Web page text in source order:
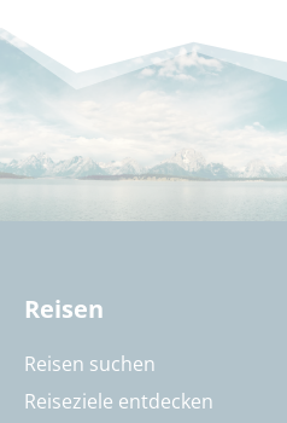
Reisen
Reisen suchen
Reiseziele entdecken